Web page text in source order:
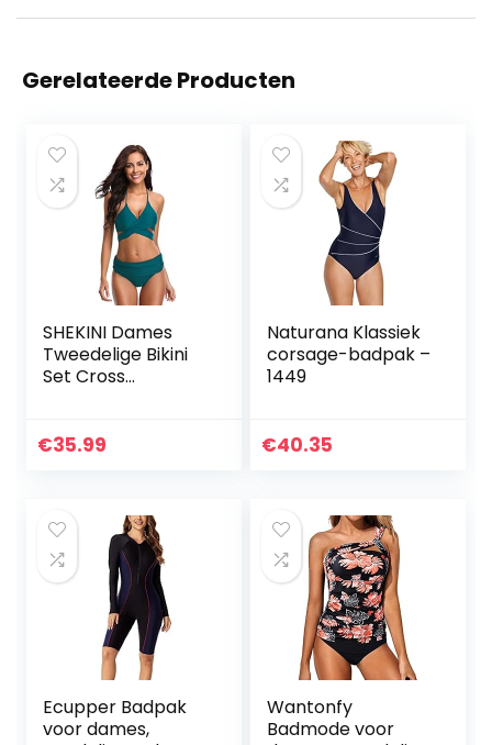
Gerelateerde Producten
SHEKINI Dames
Tweedelige Bikini
Set Cross
Afdrukken
€35.99
Naturana Klassiek
corsage-badpak –
1449
€40.35
Ecupper Badpak
voor dames,
Wantonfy
Badmode voor